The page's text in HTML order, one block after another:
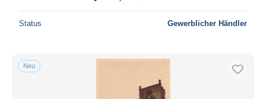
Status Gewerblicher Händler
Neu